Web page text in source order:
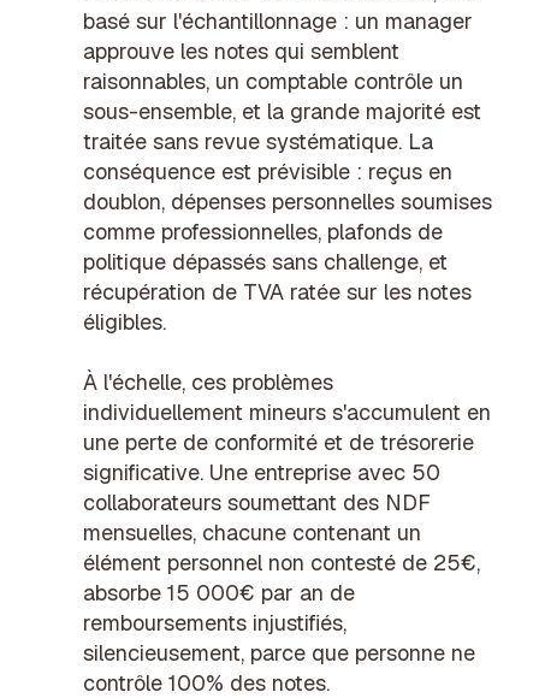
basé sur l'échantillonnage : un manager
approuve les notes qui semblent
raisonnables, un comptable contrôle un
sous-ensemble, et la grande majorité est
traitée sans revue systématique. La
conséquence est prévisible : reçus en
doublon, dépenses personnelles soumises
comme professionnelles, plafonds de
politique dépassés sans challenge, et
récupération de TVA ratée sur les notes
éligibles.
À l'échelle, ces problèmes
individuellement mineurs s'accumulent en
une perte de conformité et de trésorerie
significative. Une entreprise avec 50
collaborateurs soumettant des NDF
mensuelles, chacune contenant un
élément personnel non contesté de 25€,
absorbe 15 000€ par an de
remboursements injustifiés,
silencieusement, parce que personne ne
contrôle 100% des notes.